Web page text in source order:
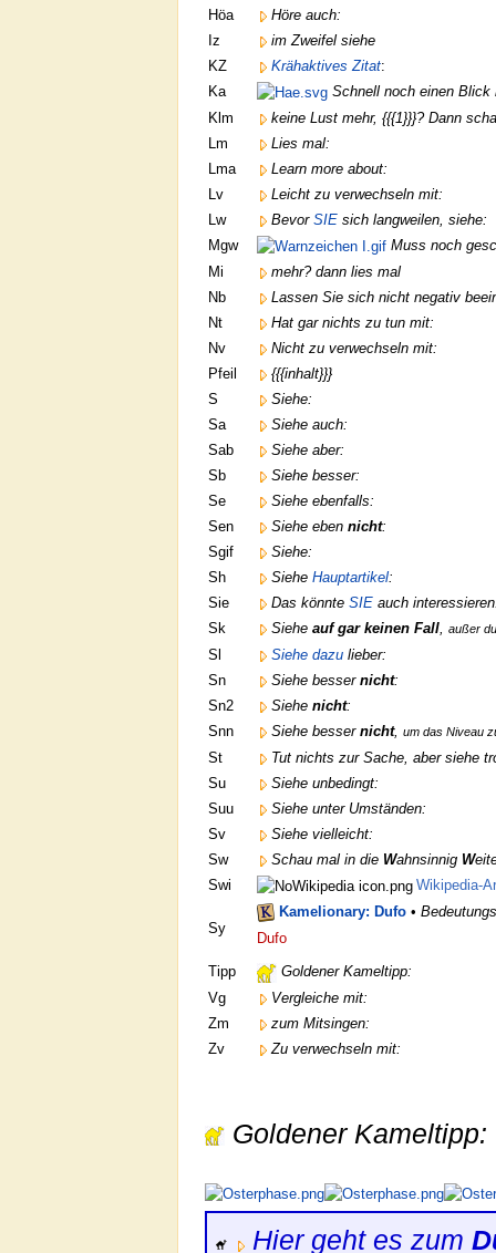
Höa
Höre auch:
Iz
im Zweifel siehe
KZ
Krähaktives Zitat:
Ka
Schnell noch einen Blick
Klm
keine Lust mehr, {{{1}}}? Dann
Lm
Lies mal:
Lma
Learn more about:
Lv
Leicht zu verwechseln mit:
Lw
Bevor SIE sich langweilen, siehe:
Mgw
Muss noch
Mi
mehr? dann lies mal
Nb
Lassen Sie sich nicht negativ
Nt
Hat gar nichts zu tun mit:
Nv
Nicht zu verwechseln mit:
Pfeil
{{{inhalt}}}
S
Siehe:
Sa
Siehe auch:
Sab
Siehe aber:
Sb
Siehe besser:
Se
Siehe ebenfalls:
Sen
Siehe eben nicht:
Sgif
Siehe:
Sh
Siehe Hauptartikel:
Sie
Das könnte SIE auch
Sk
Siehe auf gar keinen Fall, außer
Sl Siehe dazu lieber:
Sn
Siehe besser nicht:
Sn2
Siehe nicht:
Snn
Siehe bessernicht, um das Niveau
St
Tut nichts zur Sache, aber siehe
Su
Siehe unbedingt:
Suu
Siehe unter Umständen:
Sv
Siehe vielleicht:
Sw
Schau mal in die Wahnsinnig W
Swi
Wikipedia-
Sy
Kamelionary: Dufo •
Dufo
Tipp
Goldener Kameltipp:
Vg
Vergleiche mit:
Zm
zum Mitsingen:
Zv
Zu verwechseln mit:
Goldener Kameltipp:
Hier geht es zum